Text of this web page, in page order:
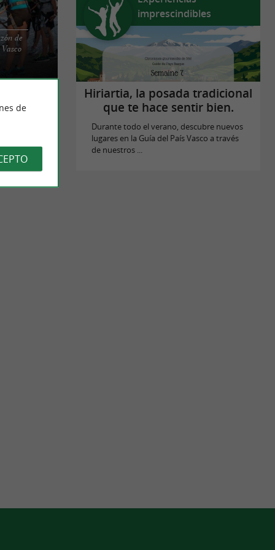
de
y paintball
120
imprescindibles
Hiriartia, la posada tradicional
que te hace sentir bien.
Durante todo el verano, descubre nuevos
lugares en la Guía del País Vasco a través
de nuestros ...
de